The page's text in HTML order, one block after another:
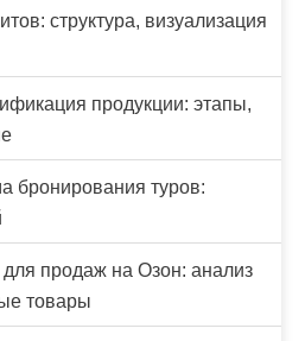
структура, визуализация
продукции: этапы,
бронирования туров:
продаж на Озон: анализ
товары